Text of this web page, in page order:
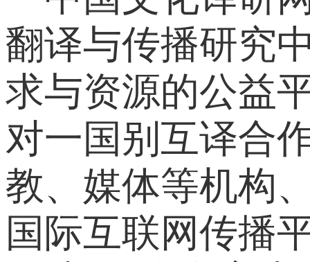
翻译与传播研究
求与资源的公益
对一国别互译合
教、媒体等机构
国际互联网传播